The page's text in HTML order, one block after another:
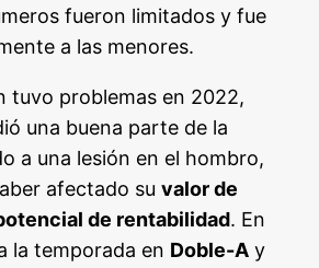
fueron limitados y fue
a las menores.
tuvo problemas en 2022,
una buena parte de la
a una lesión en el hombro,
afectado suvalor de
de rentabilidad. En
la temporada en Doble-A y